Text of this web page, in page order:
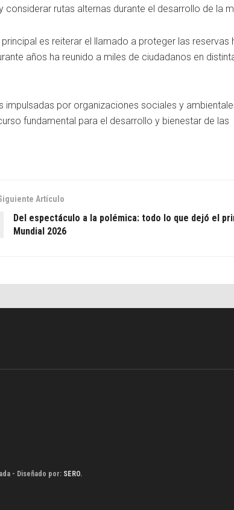
rutas alternas durante el desarrollo de la
es reiterar el llamado a proteger las reservas
años ha reunido a miles de ciudadanos en
por organizaciones sociales y
fundamental para el desarrollo y bienestar de las
Artículo
Del espectáculo a la polémica: todo lo que dejó el
Mundial 2026
- Diseñado por: SERO.